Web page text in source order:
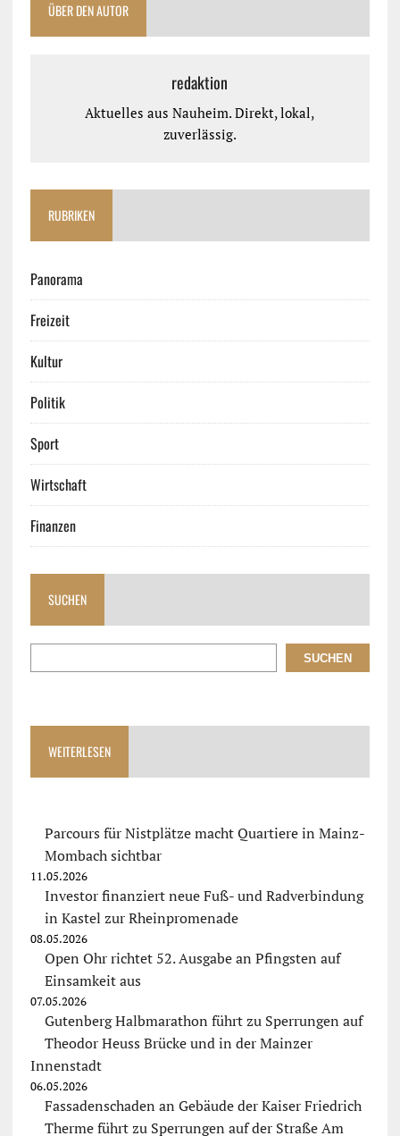
ÜBER DEN AUTOR
redaktion
Aktuelles aus Nauheim. Direkt, lokal,
zuverlässig.
RUBRIKEN
Panorama
Freizeit
Kultur
Politik
Sport
Wirtschaft
Finanzen
SUCHEN
SUCHEN
WEITERLESEN
Parcours für Nistplätze macht Quartiere in Mainz-
Mombach sichtbar
11.05.2026
Investor finanziert neue Fuß- und Radverbindung
in Kastel zur Rheinpromenade
08.05.2026
Open Ohr richtet 52. Ausgabe an Pfingsten auf
Einsamkeit aus
07.05.2026
Gutenberg Halbmarathon führt zu Sperrungen auf
Theodor Heuss Brücke und in der Mainzer
Innenstadt
06.05.2026
Fassadenschaden an Gebäude der Kaiser Friedrich
Therme führt zu Sperrungen auf der Straße Am